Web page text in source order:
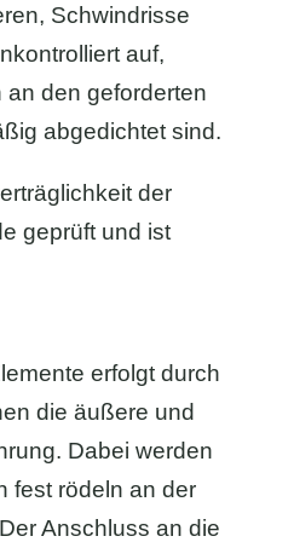
Schwindrisse
auf,
den geforderten
abgedichtet sind.
der
geprüft und ist
erfolgt durch
die äußere und
Dabei werden
fest rödeln an der
Anschluss an die